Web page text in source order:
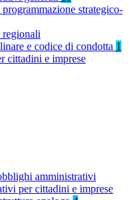
strategico-
regionali
e codice di condotta 1
cittadini e imprese
amministrativi
per cittadini e imprese